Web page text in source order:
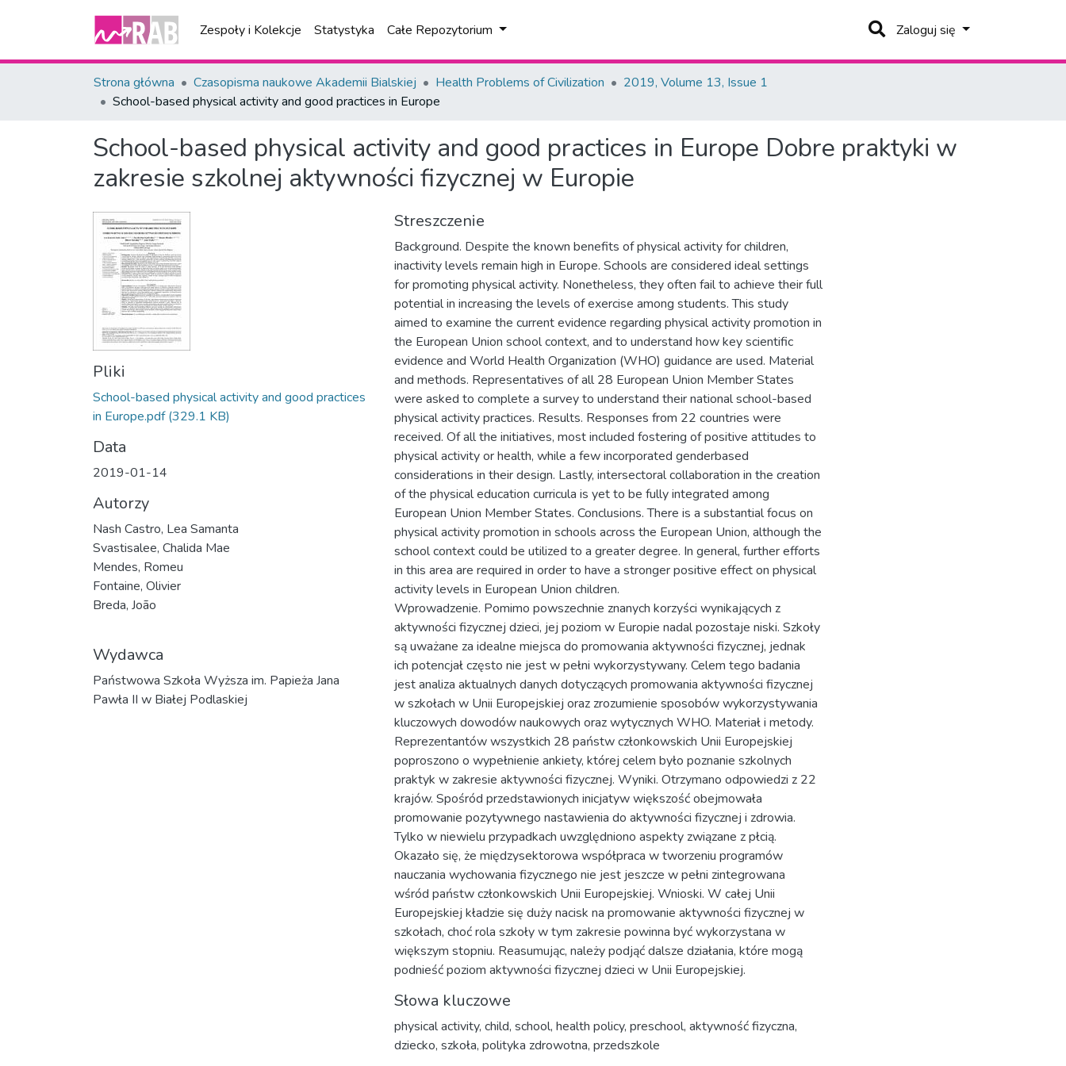
Zespoły i Kolekcje Statystyka Całe Repozytorium Zaloguj się
Strona główna Czasopisma naukowe Akademii Bialskiej Health Problems of Civilization
2019, Volume 13, Issue 1
School-based physical activity and good practices in Europe
School-based physical activity and good practices in Europe Dobre praktyki w
zakresie szkolnej aktywności fizycznej w Europie
Pliki
School-based physical activity and good practices
in Europe.pdf (329.1 KB)
Data
2019-01-14
Autorzy
Nash Castro, Lea Samanta
Svastisalee, Chalida Mae
Mendes, Romeu
Fontaine, Olivier
Breda, João
Wydawca
Państwowa Szkoła Wyższa im. Papieża Jana
Pawła II w Białej Podlaskiej
Streszczenie
Background. Despite the known benefits of physical activity for children,
inactivity levels remain high in Europe. Schools are considered ideal settings
for promoting physical activity. Nonetheless, they often fail to achieve their full
potential in increasing the levels of exercise among students. This study
aimed to examine the current evidence regarding physical activity promotion in
the European Union school context, and to understand how key scientific
evidence and World Health Organization (WHO) guidance are used. Material
and methods. Representatives of all 28 European Union Member States
were asked to complete a survey to understand their national school-based
physical activity practices. Results. Responses from 22 countries were
received. Of all the initiatives, most included fostering of positive attitudes to
physical activity or health, while a few incorporated genderbased
considerations in their design. Lastly, intersectoral collaboration in the creation
of the physical education curricula is yet to be fully integrated among
European Union Member States. Conclusions. There is a substantial focus on
physical activity promotion in schools across the European Union, although the
school context could be utilized to a greater degree. In general, further efforts
in this area are required in order to have a stronger positive effect on physical
activity levels in European Union children.
Wprowadzenie. Pomimo powszechnie znanych korzyści wynikających z
aktywności fizycznej dzieci, jej poziom w Europie nadal pozostaje niski. Szkoły
są uważane za idealne miejsca do promowania aktywności fizycznej, jednak
ich potencjał często nie jest w pełni wykorzystywany. Celem tego badania
jest analiza aktualnych danych dotyczących promowania aktywności fizycznej
w szkołach w Unii Europejskiej oraz zrozumienie sposobów wykorzystywania
kluczowych dowodów naukowych oraz wytycznych WHO. Materiał i metody.
Reprezentantów wszystkich 28 państw członkowskich Unii Europejskiej
poproszono o wypełnienie ankiety, której celem było poznanie szkolnych
praktyk w zakresie aktywności fizycznej. Wyniki. Otrzymano odpowiedzi z 22
krajów. Spośród przedstawionych inicjatyw większość obejmowała
promowanie pozytywnego nastawienia do aktywności fizycznej i zdrowia.
Tylko w niewielu przypadkach uwzględniono aspekty związane z płcią.
Okazało się, że międzysektorowa współpraca w tworzeniu programów
nauczania wychowania fizycznego nie jest jeszcze w pełni zintegrowana
wśród państw członkowskich Unii Europejskiej. Wnioski. W całej Unii
Europejskiej kładzie się duży nacisk na promowanie aktywności fizycznej w
szkołach, choć rola szkoły w tym zakresie powinna być wykorzystana w
większym stopniu. Reasumując, należy podjąć dalsze działania, które mogą
podnieść poziom aktywności fizycznej dzieci w Unii Europejskiej.
Słowa kluczowe
physical activity, child, school, health policy, preschool, aktywność fizyczna,
dziecko, szkoła, polityka zdrowotna, przedszkole